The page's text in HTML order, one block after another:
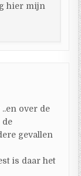
hier mijn
over de
de
gevallen
is daar het